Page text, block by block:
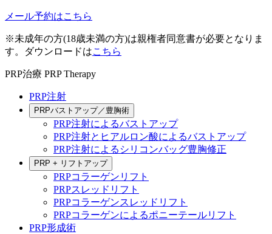
メール予約はこちら
※未成年の方(18歳未満の方)は親権者同意書が必要となりま
す。ダウンロードはこちら
PRP治療 PRP Therapy
PRP注射
PRPバストアップ／豊胸術
PRP注射によるバストアップ
PRP注射とヒアルロン酸によるバストアップ
PRP注射によるシリコンバッグ豊胸修正
PRP + リフトアップ
PRPコラーゲンリフト
PRPスレッドリフト
PRPコラーゲンスレッドリフト
PRPコラーゲンによるポニーテールリフト
PRP形成術